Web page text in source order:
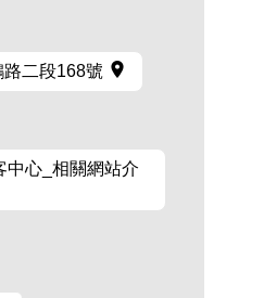
二段168號
中心_相關網站介